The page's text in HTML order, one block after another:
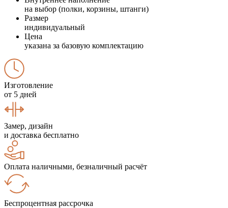
на выбор (полки, корзины, штанги)
Размер
индивидуальный
Цена
указана за базовую комплектацию
Изготовление
от 5 дней
Замер, дизайн
и доставка бесплатно
Оплата наличными, безналичный расчёт
Беспроцентная рассрочка